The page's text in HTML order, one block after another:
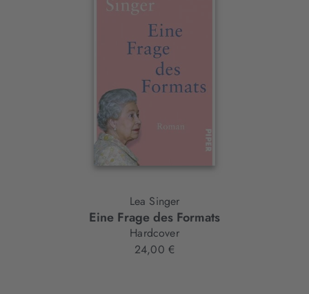
Lea Singer
Eine Frage des Formats
Hardcover
24,00 €